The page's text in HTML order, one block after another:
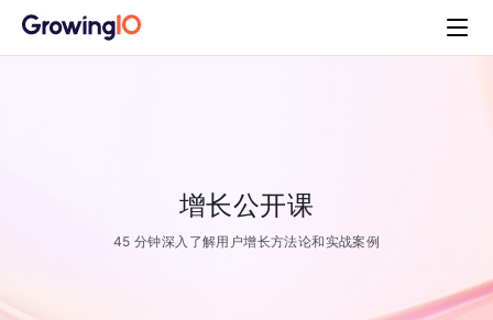
增长公开课
45 分钟深入了解用户增长方法论和实战案例